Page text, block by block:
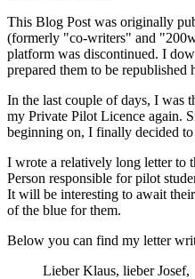
This Blog Post was originally
(formerly "co-writers" and
platform was discontinued. I
prepared them to be republished
In the last couple of days, I was
my Private Pilot Licence again.
beginning on, I finally decided
I wrote a relatively long letter to
Person responsible for pilot
It will be interesting to await
of the blue for them.
Below you can find my letter
Lieber Klaus, lieber Josef,